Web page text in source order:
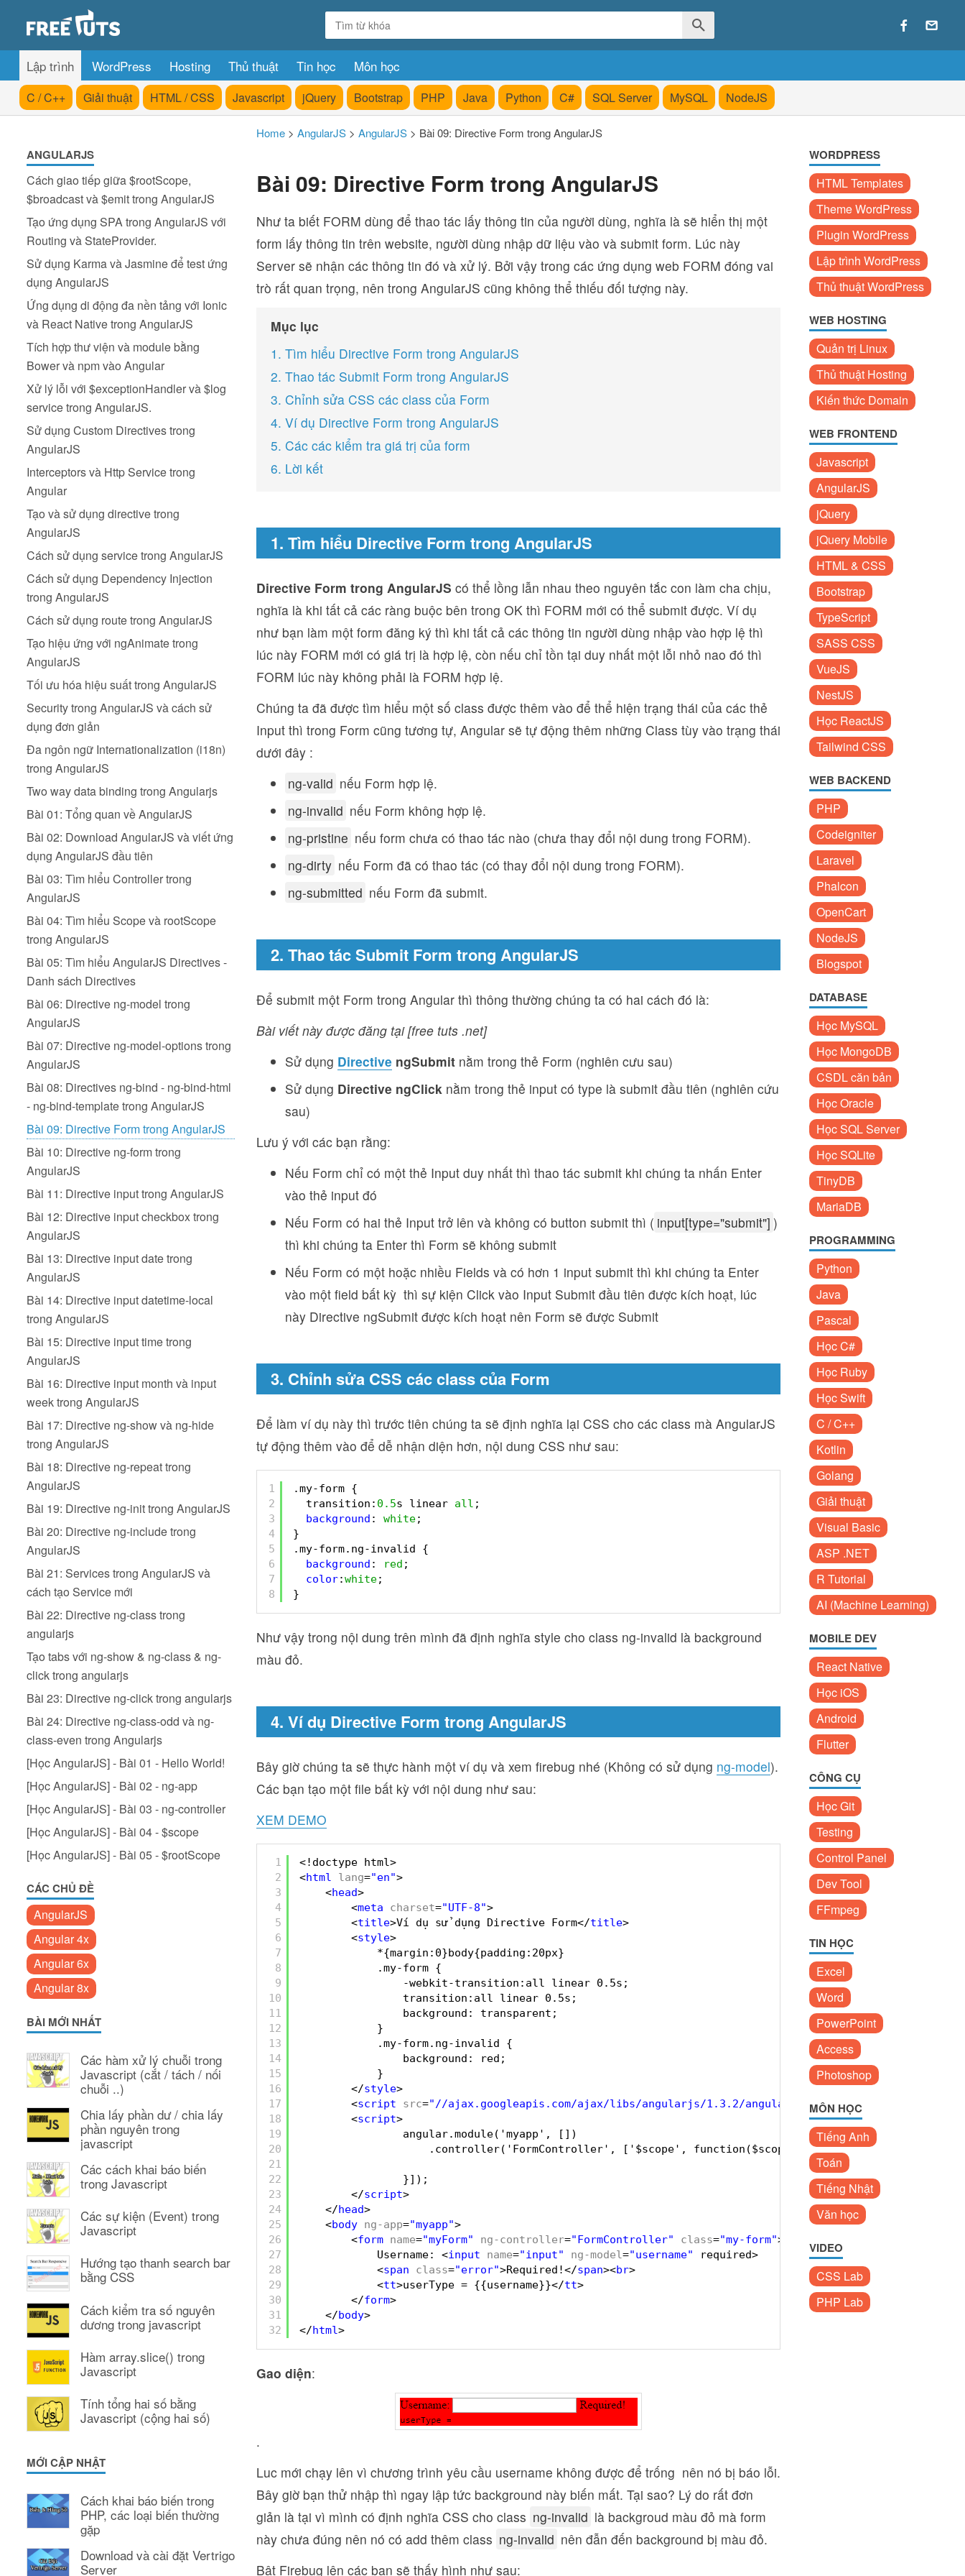
Lập trình WordPress Hosting Thủ thuật Tin học Môn học
C / C++ Giải thuật HTML / CSS Javascript jQuery Bootstrap PHP Java Python C# SQL Server MySQL NodeJS
ANGULARJS
Cách giao tiếp giữa $rootScope,
$broadcast và $emit trong AngularJS
Tạo ứng dụng SPA trong AngularJS với
Routing và StateProvider.
Sử dụng Karma và Jasmine để test ứng
dụng AngularJS
Ứng dụng di động đa nền tảng với Ionic
và React Native trong AngularJS
Tích hợp thư viện và module bằng
Bower và npm vào Angular
Xử lý lỗi với $exceptionHandler và $log
service trong AngularJS.
Sử dụng Custom Directives trong
AngularJS
Interceptors và Http Service trong
Angular
Tạo và sử dụng directive trong
AngularJS
Cách sử dụng service trong AngularJS
Cách sử dụng Dependency Injection
trong AngularJS
Cách sử dụng route trong AngularJS
Tạo hiệu ứng với ngAnimate trong
AngularJS
Tối ưu hóa hiệu suất trong AngularJS
Security trong AngularJS và cách sử
dụng đơn giản
Đa ngôn ngữ Internationalization (i18n)
trong AngularJS
Two way data binding trong Angularjs
Bài 01: Tổng quan về AngularJS
Bài 02: Download AngularJS và viết ứng
dụng AngularJS đầu tiên
Bài 03: Tìm hiểu Controller trong
AngularJS
Bài 04: Tìm hiểu Scope và rootScope
trong AngularJS
Bài 05: Tìm hiểu AngularJS Directives -
Danh sách Directives
Bài 06: Directive ng-model trong
AngularJS
Bài 07: Directive ng-model-options trong
AngularJS
Bài 08: Directives ng-bind - ng-bind-html
- ng-bind-template trong AngularJS
Bài 09: Directive Form trong AngularJS
Bài 10: Directive ng-form trong
AngularJS
Bài 11: Directive input trong AngularJS
Bài 12: Directive input checkbox trong
AngularJS
Bài 13: Directive input date trong
AngularJS
Bài 14: Directive input datetime-local
trong AngularJS
Bài 15: Directive input time trong
AngularJS
Bài 16: Directive input month và input
week trong AngularJS
Bài 17: Directive ng-show và ng-hide
trong AngularJS
Bài 18: Directive ng-repeat trong
AngularJS
Bài 19: Directive ng-init trong AngularJS
Bài 20: Directive ng-include trong
AngularJS
Bài 21: Services trong AngularJS và
cách tạo Service mới
Bài 22: Directive ng-class trong
angularjs
Tạo tabs với ng-show & ng-class & ng-
click trong angularjs
Bài 23: Directive ng-click trong angularjs
Bài 24: Directive ng-class-odd và ng-
class-even trong Angularjs
[Học AngularJS] - Bài 01 - Hello World!
[Học AngularJS] - Bài 02 - ng-app
[Học AngularJS] - Bài 03 - ng-controller
[Học AngularJS] - Bài 04 - $scope
[Học AngularJS] - Bài 05 - $rootScope
CÁC CHỦ ĐỀ
AngularJS
Angular 4x
Angular 6x
Angular 8x
BÀI MỚI NHẤT
Các hàm xử lý chuỗi trong
Javascript (cắt / tách / nối
chuỗi ..)
Chia lấy phần dư / chia lấy
phần nguyên trong
javascript
Các cách khai báo biến
trong Javascript
Các sự kiện (Event) trong
Javascript
Hướng tạo thanh search bar
bằng CSS
Cách kiểm tra số nguyên
dương trong javascript
Hàm array.slice() trong
Javascript
Tính tổng hai số bằng
Javascript (cộng hai số)
MỚI CẬP NHẬT
Cách khai báo biến trong
PHP, các loại biến thường
gặp
Download và cài đặt Vertrigo
Server
Home > AngularJS > AngularJS > Bài 09: Directive Form trong AngularJS
Bài 09: Directive Form trong AngularJS
Như ta biết FORM dùng để thao tác lấy thông tin của người dùng, nghĩa là sẽ hiển thị một
form lấy thông tin trên website, người dùng nhập dữ liệu vào và submit form. Lúc này
Server sẽ nhận các thông tin đó và xử lý. Bởi vậy trong các ứng dụng web FORM đóng vai
trò rất quan trọng, nên trong AngularJS cũng không thể thiếu đối tượng này.
Mục lục
1. Tìm hiểu Directive Form trong AngularJS
2. Thao tác Submit Form trong AngularJS
3. Chỉnh sửa CSS các class của Form
4. Ví dụ Directive Form trong AngularJS
5. Các các kiểm tra giá trị của form
6. Lời kết
1. Tìm hiểu Directive Form trong AngularJS
Directive Form trong AngularJS có thể lồng lẫn nhau theo nguyên tắc con làm cha chịu,
nghĩa là khi tất cả các ràng buộc bên trong OK thì FORM mới có thể submit được. Ví dụ
như bạn làm một form đăng ký thì khi tất cả các thông tin người dùng nhập vào hợp lệ thì
lúc này FORM mới có giá trị là hợp lệ, còn nếu chỉ tồn tại duy nhất một lỗi nhỏ nao đó thì
FORM lúc này không phải là FORM hợp lệ.
Chúng ta đã được tìm hiểu một số class được thêm vào để thể hiện trạng thái của các thẻ
Input thì trong Form cũng tương tự, Angular sẽ tự động thêm những Class tùy vào trạng thái
dưới đây :
ng-valid nếu Form hợp lệ.
ng-invalid nếu Form không hợp lệ.
ng-pristine nếu form chưa có thao tác nào (chưa thay đổi nội dung trong FORM).
ng-dirty nếu Form đã có thao tác (có thay đổi nội dung trong FORM).
ng-submitted nếu Form đã submit.
2. Thao tác Submit Form trong AngularJS
Để submit một Form trong Angular thì thông thường chúng ta có hai cách đó là:
Bài viết này được đăng tại [free tuts .net]
Sử dụng Directive ngSubmit nằm trong thẻ Form (nghiên cưu sau)
Sử dụng Directive ngClick nằm trong thẻ input có type là submit đầu tiên (nghiên cứu
sau)
Lưu ý với các bạn rằng:
Nếu Form chỉ có một thẻ Input duy nhất thì thao tác submit khi chúng ta nhấn Enter
vào thẻ input đó
Nếu Form có hai thẻ Input trở lên và không có button submit thì ( input[type="submit"] )
thì khi chúng ta Enter thì Form sẽ không submit
Nếu Form có một hoặc nhiều Fields và có hơn 1 input submit thì khi chúng ta Enter
vào một field bất kỳ thì sự kiện Click vào Input Submit đầu tiên được kích hoạt, lúc
này Directive ngSubmit được kích hoạt nên Form sẽ được Submit
3. Chỉnh sửa CSS các class của Form
Để làm ví dụ này thì trước tiên chúng ta sẽ định nghĩa lại CSS cho các class mà AngularJS
tự động thêm vào để dễ nhận diện hơn, nội dung CSS như sau:
1
2
3
4
5
6
7
8
.my-form {
transition: 0.5s linear all ;
background : white;
}
.my-form.ng-invalid {
background : red ;
color:white;
}
Như vậy trong nội dung trên mình đã định nghĩa style cho class ng-invalid là background
màu đỏ.
4. Ví dụ Directive Form trong AngularJS
Bây giờ chúng ta sẽ thực hành một ví dụ và xem firebug nhé (Không có sử dụng ng-model).
Các bạn tạo một file bất kỳ với nội dung như sau:
XEM DEMO
1
2
3
4
5
6
7
8
9
10
11
12
13
14
15
16
17
18
19
20
21
22
23
24
25
26
27
28
29
30
31
32
<!doctype html>
<html lang="en">
<head>
<meta charset="UTF-8">
<title>Ví dụ sử dụng Directive Form</title>
<style>
*{margin:0}body{padding:20px}
.my-form {
-webkit-transition:all linear 0.5s;
transition:all linear 0.5s;
background: transparent;
}
.my-form.ng-invalid {
background: red;
}
</style>
<script src="//ajax.googleapis.com/ajax/libs/angularjs/1.3.2/angular.min.js"></
<script>
angular.module('myapp', [])
.controller('FormController', ['$scope', function($scope) {
}]);
</script>
</head>
<body ng-app="myapp">
<form name="myForm" ng-controller="FormController" class="my-form">
Username: <input name="input" ng-model ="username"
required>
<span class="error">Required!</span><br>
<tt>userType = {{username}}</tt>
</form>
</body>
</html>
Gao diện:
.
Luc mới chạy lên vì chương trình yêu cầu username không được để trống nên nó bị báo lỗi.
Bây giờ bạn thử nhập thì ngay lập tức background này biến mất. Tại sao? Lý do rất đơn
giản là tại vì mình có định nghĩa CSS cho class ng-invalid là backgroud màu đỏ mà form
này chưa đúng nên nó có add thêm class ng-invalid nên đẫn đến background bị màu đỏ.
Bật Firebug lên các bạn sẽ thấy hình như sau:
WORDPRESS
HTML Templates
Theme WordPress
Plugin WordPress
Lập trình WordPress
Thủ thuật WordPress
WEB HOSTING
Quản trị Linux
Thủ thuật Hosting
Kiến thức Domain
WEB FRONTEND
Javascript
AngularJS
jQuery
jQuery Mobile
HTML & CSS
Bootstrap
TypeScript
SASS CSS
VueJS
NestJS
Học ReactJS
Tailwind CSS
WEB BACKEND
PHP
Codeigniter
Laravel
Phalcon
OpenCart
NodeJS
Blogspot
DATABASE
Học MySQL
Học MongoDB
CSDL căn bản
Học Oracle
Học SQL Server
Học SQLite
TinyDB
MariaDB
PROGRAMMING
Python
Java
Pascal
Học C#
Học Ruby
Học Swift
C / C++
Kotlin
Golang
Giải thuật
Visual Basic
ASP .NET
R Tutorial
AI (Machine Learning)
MOBILE DEV
React Native
Học iOS
Android
Flutter
CÔNG CỤ
Học Git
Testing
Control Panel
Dev Tool
FFmpeg
TIN HỌC
Excel
Word
PowerPoint
Access
Photoshop
MÔN HỌC
Tiếng Anh
Toán
Tiếng Nhật
Văn học
VIDEO
CSS Lab
PHP Lab